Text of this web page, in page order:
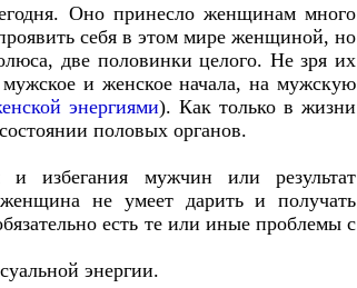
Оно принесло женщинам много
себя в этом мире женщиной, но
две половинки целого. Не зря их
мужское и женское начала, на мужскую
энергиями). Как только в жизни
половых органов.
избегания мужчин или результат
не умеет дарить и получать
есть те или иные проблемы с
энергии.